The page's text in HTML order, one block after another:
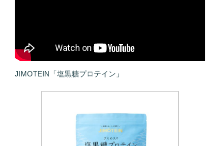
JIMOTEIN「塩黒糖プロテイン」